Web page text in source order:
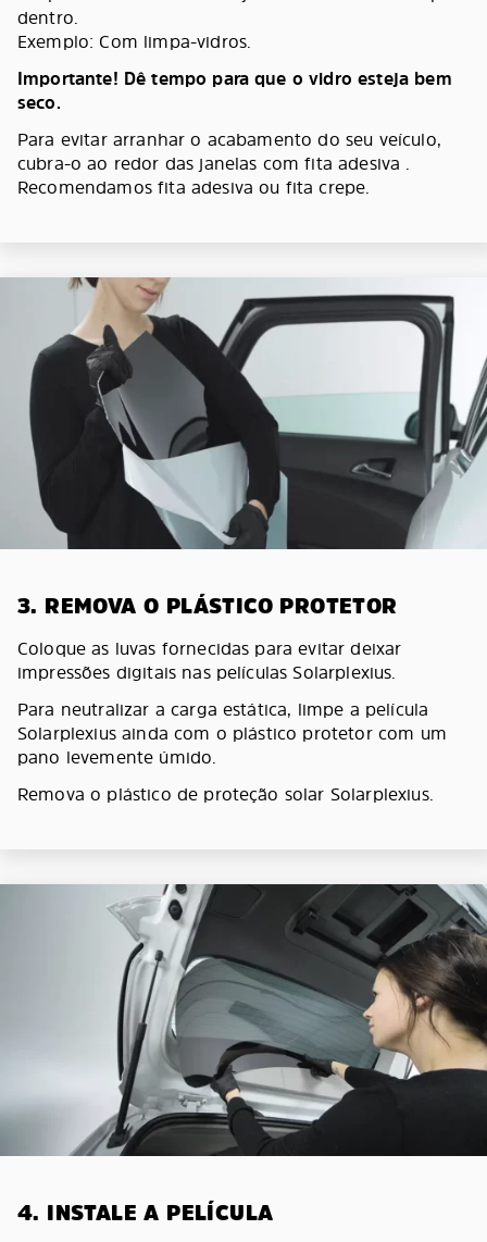
dentro.
Exemplo: Com limpa-vidros.
Importante! Dê tempo para que o vidro esteja bem
seco.
Para evitar arranhar o acabamento do seu veículo,
cubra-o ao redor das janelas com fita adesiva .
Recomendamos fita adesiva ou fita crepe.
3. REMOVA O PLÁSTICO PROTETOR
Coloque as luvas fornecidas para evitar deixar
impressões digitais nas películas Solarplexius.
Para neutralizar a carga estática, limpe a película
Solarplexius ainda com o plástico protetor com um
pano levemente úmido.
Remova o plástico de proteção solar Solarplexius.
4. INSTALE A PELÍCULA